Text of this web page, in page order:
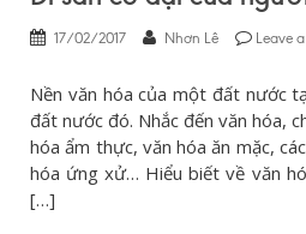
17/02/2017 Nhơn Lê Leave
Nền văn hóa của một đất nước
đất nước đó. Nhắc đến văn hóa,
hóa ẩm thực, văn hóa ăn mặc,
hóa ứng xử… Hiểu biết về văn
[…]